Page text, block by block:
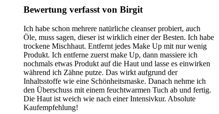
Bewertung verfasst von Birgit
Ich habe schon mehrere natürliche cleanser probiert, auch
Öle, muss sagen, dieser ist wirklich einer der Besten. Ich habe
trockene Mischhaut. Entfernt jedes Make Up mit nur wenig
Produkt. Ich entferne zuerst make Up, dann massiere ich
nochmals etwas Produkt auf die Haut und lasse es einwirken
während ich Zähne putze. Das wirkt aufgrund der
Inhaltsstoffe wie eine Schönheitsmaske. Danach nehme ich
den Überschuss mit einem feuchtwarmen Tuch ab und fertig.
Die Haut ist weich wie nach einer Intensivkur. Absolute
Kaufempfehlung!